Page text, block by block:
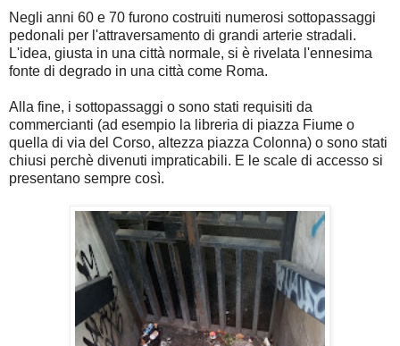
Negli anni 60 e 70 furono costruiti numerosi sottopassaggi
pedonali per l'attraversamento di grandi arterie stradali.
L'idea, giusta in una città normale, si è rivelata l'ennesima
fonte di degrado in una città come Roma.
Alla fine, i sottopassaggi o sono stati requisiti da
commercianti (ad esempio la libreria di piazza Fiume o
quella di via del Corso, altezza piazza Colonna) o sono stati
chiusi perchè divenuti impraticabili. E le scale di accesso si
presentano sempre così.